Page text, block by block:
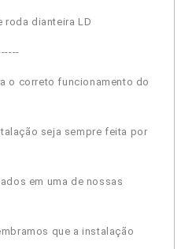
roda dianteira LD
o correto funcionamento do
seja sempre feita por
em uma de nossas
que a instalação